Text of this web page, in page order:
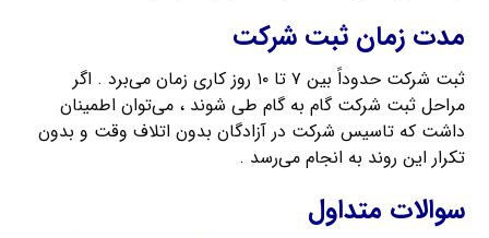
مدت زمان ثبت شرکت
ثبت شرکت حدوداً بین ۷ تا ۱۰ روز کاری زمان می‌برد . اگر
مراحل ثبت شرکت گام به گام طی شوند ، می‌توان اطمینان
داشت که تاسیس شرکت در آزادگان بدون اتلاف وقت و بدون
تکرار این روند به انجام می‌رسد .
سوالات متداول